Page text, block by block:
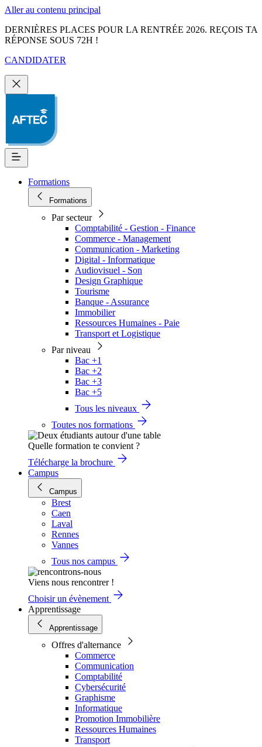
Aller au contenu principal
DERNIÈRES PLACES POUR LA RENTRÉE 2026. REÇOIS TA
RÉPONSE SOUS 72H !
CANDIDATER
Formations
Formations
Par secteur
Comptabilité - Gestion - Finance
Commerce - Management
Communication - Marketing
Digital - Informatique
Audiovisuel - Son
Design Graphique
Tourisme
Banque - Assurance
Immobilier
Ressources Humaines - Paie
Transport et Logistique
Par niveau
Bac +1
Bac +2
Bac +3
Bac +5
Tous les niveaux
Toutes nos formations
Quelle formation te convient ?
Télécharge la brochure
Campus
Campus
Brest
Caen
Laval
Rennes
Vannes
Tous nos campus
Viens nous rencontrer !
Choisir un évènement
Apprentissage
Apprentissage
Offres d'alternance
Commerce
Communication
Comptabilité
Cybersécurité
Graphisme
Informatique
Promotion Immobilière
Ressources Humaines
Transport